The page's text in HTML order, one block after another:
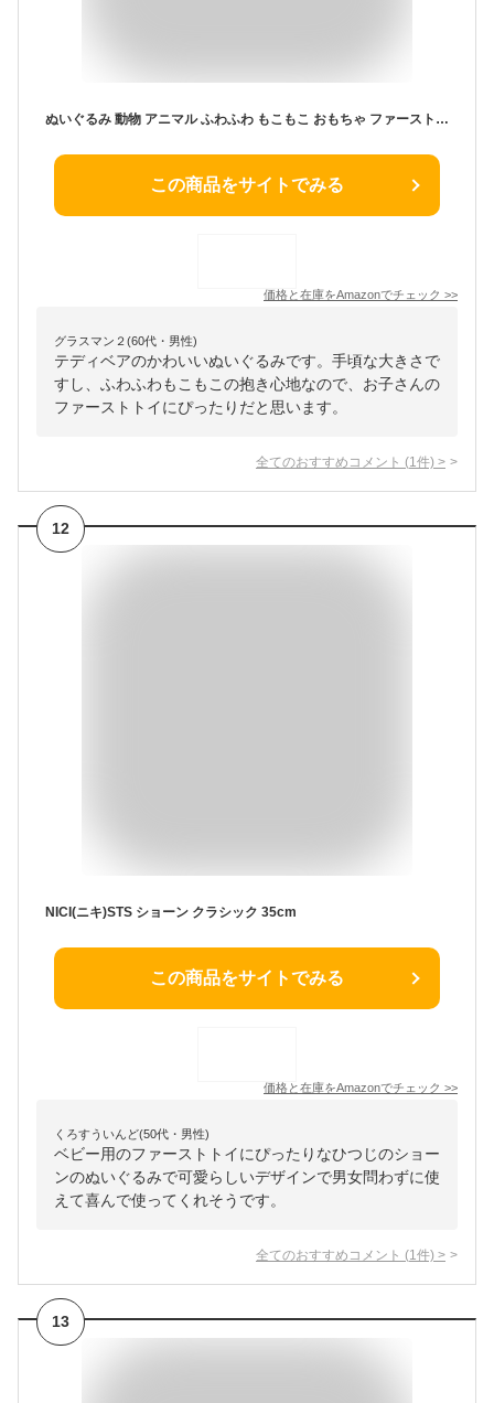
ぬいぐるみ 動物 アニマル ふわふわ もこもこ おもちゃ ファーストトイ 贈り物 ギフト 出産祝い 縫い包み テディベア ぬいぐるみ 抱き枕 70cm 可愛い 誕生日 クリスマス プレゼント クッション スタイル１７ 添い寝枕 リアル 枕 飾り
この商品をサイトでみる
価格と在庫をAmazonでチェック >>
グラスマン２(60代・男性)
テディベアのかわいいぬいぐるみです。手頃な大きさで
すし、ふわふわもこもこの抱き心地なので、お子さんの
ファーストトイにぴったりだと思います。
全てのおすすめコメント (1 件) >
12
NICI(ニキ)STS ショーン クラシック 35cm
この商品をサイトでみる
価格と在庫をAmazonでチェック >>
くろすういんど(50代・男性)
ベビー用のファーストトイにぴったりなひつじのショー
ンのぬいぐるみで可愛らしいデザインで男女問わずに使
えて喜んで使ってくれそうです。
全てのおすすめコメント (1 件) >
13